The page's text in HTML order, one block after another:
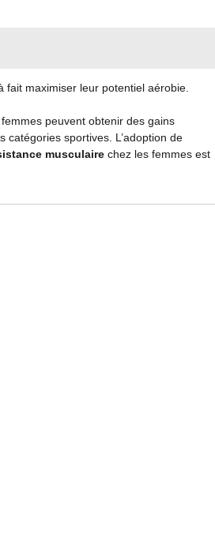
fait maximiser leur potentiel aérobie.
peuvent obtenir des gains
sportives. L’adoption de
musculaire chez les femmes est